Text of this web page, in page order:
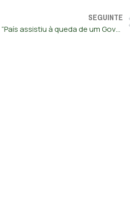
SEGUINTE
CPI à ‘Operação Influencer’? “País assistiu à queda de um Governo socialista afundado num polvo de corrupção”, diz Ventura